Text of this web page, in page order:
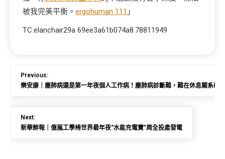
被我完美平衡。 ergohuman 111 」
TC:elanchair29a 69ee3a61b074a8.78811949
Previous:
樂安康｜塵肺病還是第一年夜個人工作病！塵肺病診斷難，難在休息關系確
Next:
新華鮮報｜億嵐工學椅世界最年夜“水能充電寶”周全投產發電